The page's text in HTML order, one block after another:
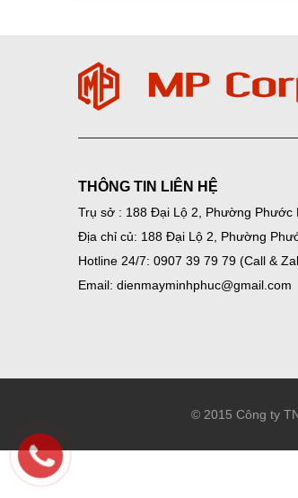
THÔNG TIN LIÊN HỆ
Trụ sở : 188 Đại Lộ 2, Phường Phước
Địa chỉ củ: 188 Đại Lộ 2, Phường
Hotline 24/7: 0907 39 79 79 (Call &
Email: dienmayminhphuc@gmail.com
© 2015 Công ty